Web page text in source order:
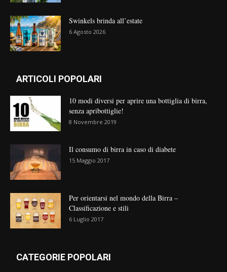
Swinkels brinda all’estate
6 Agosto 2026
ARTICOLI POPOLARI
10 modi diversi per aprire una bottiglia di birra,
senza apribottiglie!
8 Novembre 2019
Il consumo di birra in caso di diabete
15 Maggio 2017
Per orientarsi nel mondo della Birra –
Classificazione e stili
6 Luglio 2017
CATEGORIE POPOLARI